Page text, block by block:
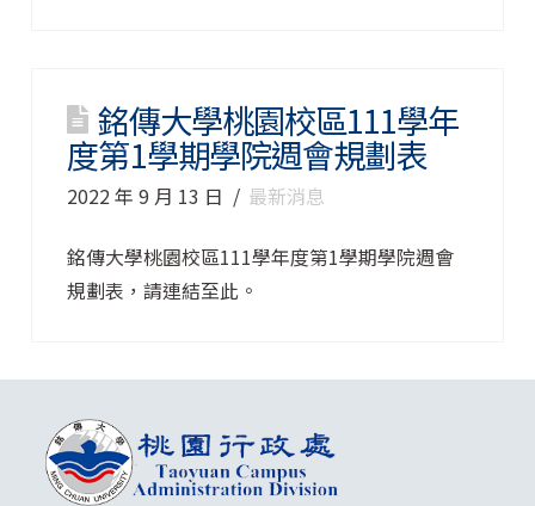
銘傳大學桃園校區111學年
度第1學期學院週會規劃表
2022 年 9 月 13 日 最新消息
銘傳大學桃園校區111學年度第1學期學院週會
規劃表，請連結至此。